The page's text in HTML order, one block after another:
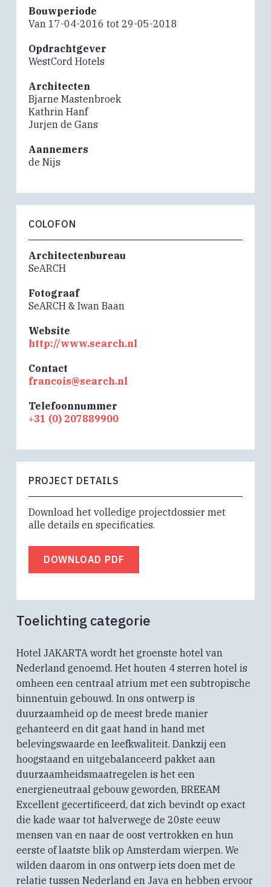
Toelichting categorie
Hotel JAKARTA wordt het groenste hotel van
Nederland genoemd. Het houten 4 sterren hotel is
omheen een centraal atrium met een subtropische
binnentuin gebouwd. In ons ontwerp is
duurzaamheid op de meest brede manier
gehanteerd en dit gaat hand in hand met
belevingswaarde en leefkwaliteit. Dankzij een
hoogstaand en uitgebalanceerd pakket aan
duurzaamheidsmaatregelen is het een
energieneutraal gebouw geworden, BREEAM
Excellent gecertificeerd, dat zich bevindt op exact
die kade waar tot halverwege de 20ste eeuw
mensen van en naar de oost vertrokken en hun
eerste of laatste blik op Amsterdam wierpen. We
wilden daarom in ons ontwerp iets doen met de
relatie tussen Nederland en Java en hebben ervoor
Bouwperiode
Van 17-04-2016 tot 29-05-2018
Opdrachtgever
WestCord Hotels
Architecten
Bjarne Mastenbroek
Kathrin Hanf
Jurjen de Gans
Aannemers
de Nijs
COLOFON
Architectenbureau
SeARCH
Fotograaf
SeARCH & Iwan Baan
Website
http://www.search.nl
Contact
francois@search.nl
Telefoonnummer
+31 (0) 207889900
PROJECT DETAILS
Download het volledige projectdossier met
alle details en specificaties.
DOWNLOAD PDF